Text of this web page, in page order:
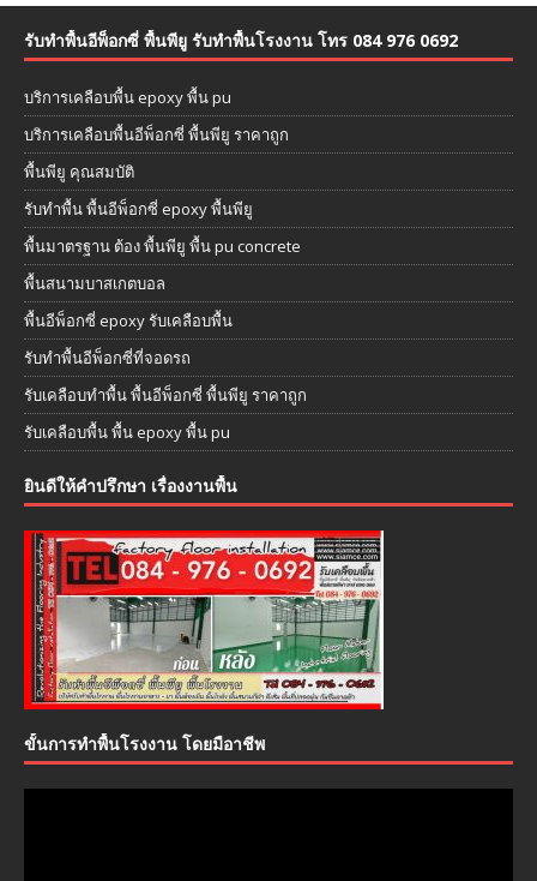
รับทำพื้นอีพ็อกซี่ พื้นพียู รับทำพื้นโรงงาน โทร 084 976 0692
บริการเคลือบพื้น epoxy พื้น pu
บริการเคลือบพื้นอีพ็อกซี่ พื้นพียู ราคาถูก
พื้นพียู คุณสมบัติ
รับทำพื้น พื้นอีพ็อกซี่ epoxy พื้นพียู
พื้นมาตรฐาน ต้อง พื้นพียู พื้น pu concrete
พื้นสนามบาสเกตบอล
พื้นอีพ็อกซี่ epoxy รับเคลือบพื้น
รับทำพื้นอีพ็อกซี่ที่จอดรถ
รับเคลือบทำพื้น พื้นอีพ็อกซี่ พื้นพียู ราคาถูก
รับเคลือบพื้น พื้น epoxy พื้น pu
ยินดีให้คำปรึกษา เรื่องงานพื้น
ขั้นการทำพื้นโรงงาน โดยมือาชีพ